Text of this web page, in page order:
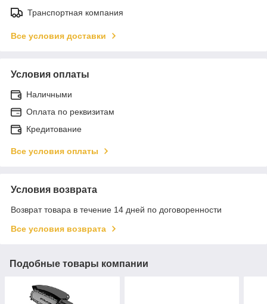
Транспортная компания
Все условия доставки
Условия оплаты
Наличными
Оплата по реквизитам
Кредитование
Все условия оплаты
Условия возврата
Возврат товара в течение 14 дней по договоренности
Все условия возврата
Подобные товары компании